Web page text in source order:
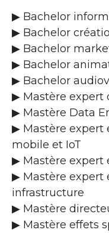
▶ Bachelor
▶ Bachelor
▶ Bachelor
▶ Bachelor
▶ Bachelor
▶ Mastère expert
▶ Mastère Data
▶ Mastère expert
mobile et IoT
▶ Mastère expert
▶ Mastère expert
infrastructure
▶ Mastère
▶ Mastère effets